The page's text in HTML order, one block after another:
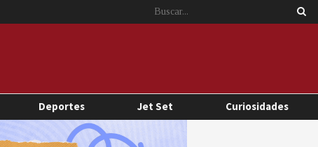
Deportes Jet Set Curiosidades